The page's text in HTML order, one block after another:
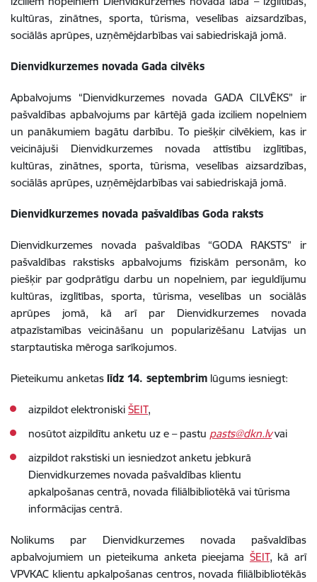
kultūras, zinātnes, sporta, tūrisma, veselības aizsardzības,
sociālās aprūpes, uzņēmējdarbības vai sabiedriskajā jomā.
Dienvidkurzemes novada Gada cilvēks
Apbalvojums “Dienvidkurzemes novada GADA CILVĒKS” ir
pašvaldības apbalvojums par kārtējā gada izciliem nopelniem
un panākumiem bagātu darbību. To piešķir cilvēkiem, kas ir
veicinājuši Dienvidkurzemes novada attīstību izglītības,
kultūras, zinātnes, sporta, tūrisma, veselības aizsardzības,
sociālās aprūpes, uzņēmējdarbības vai sabiedriskajā jomā.
Dienvidkurzemes novada pašvaldības Goda raksts
Dienvidkurzemes novada pašvaldības “GODA RAKSTS” ir
pašvaldības rakstisks apbalvojums fiziskām personām, ko
piešķir par godprātīgu darbu un nopelniem, par ieguldījumu
kultūras, izglītības, sporta, tūrisma, veselības un sociālās
aprūpes jomā, kā arī par Dienvidkurzemes novada
atpazīstamības veicināšanu un popularizēšanu Latvijas un
starptautiska mēroga sarīkojumos.
Pieteikumu anketas līdz 14. septembrim lūgums iesniegt:
aizpildot elektroniski ŠEIT,
nosūtot aizpildītu anketu uz e – pastu pasts@dkn.lvvai
aizpildot rakstiski un iesniedzot anketu jebkurā
Dienvidkurzemes novada pašvaldības klientu
apkalpošanas centrā, novada filiālbibliotēkā vai tūrisma
informācijas centrā.
Nolikums par Dienvidkurzemes novada pašvaldības
apbalvojumiem un pieteikuma anketa pieejama ŠEIT, kā arī
VPVKAC klientu apkalpošanas centros, novada filiālbibliotēkās